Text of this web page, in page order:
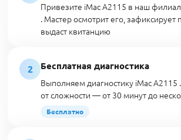
Привезите iMac A2115 в наш
. Мастер осмотрит его,
выдаст квитанцию
2
Бесплатная диагностика
Выполняем диагностику iMac A2115
от сложности — от 30 минут до
Бесплатно